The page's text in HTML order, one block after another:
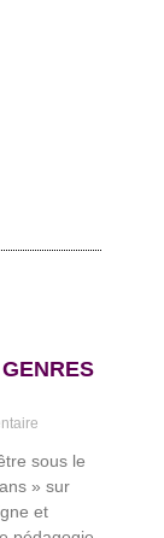
sous le
» sur
et